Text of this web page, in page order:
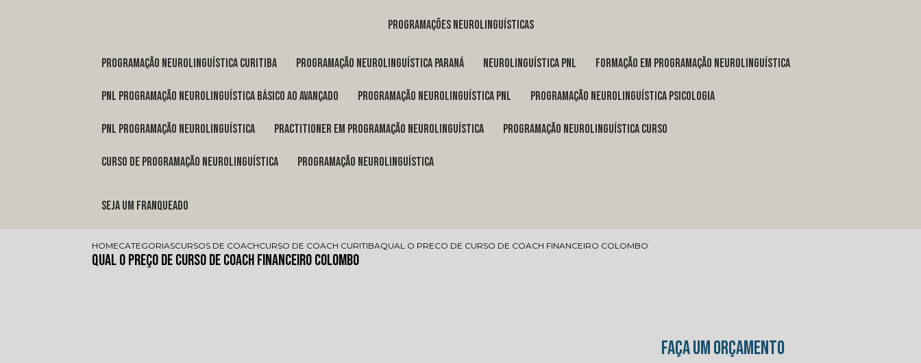
programações neurolinguísticas
programação neurolinguística Curitiba programação neurolinguística Paraná neurolinguística pnl formação em programação neurolinguística
pnl programação neurolinguística básico ao avançado programação neurolinguística pnl programação neurolinguística psicologia
pnl programação neurolinguística practitioner em programação neurolinguística programação neurolinguística curso
curso de programação neurolinguística programação neurolinguística
Seja um franqueado
HOMECATEGORIASCURSOS DE COACHCURSO DE COACH CURITIBAQUAL O PRECO DE CURSO DE COACH FINANCEIRO COLOMBO
Qual o Preço de Curso de Coach Financeiro Colombo
FAÇA UM ORÇAMENTO